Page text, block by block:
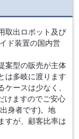
取出ロボット及び
ド装置の国内営
案型の販売が主体
は多岐に渡ります
ースは少なく、
けますのでご安心
身者です)。地
すが、顧客比率は